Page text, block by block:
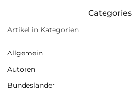
Categories
Artikel in Kategorien
Allgemein
Autoren
Bundesländer